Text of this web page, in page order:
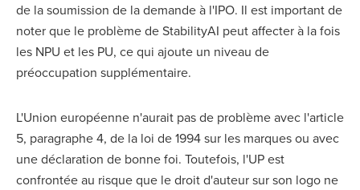
de la soumission de la demande à l'IPO. Il est important de
noter que le problème de StabilityAI peut affecter à la fois
les NPU et les PU, ce qui ajoute un niveau de
préoccupation supplémentaire.
L'Union européenne n'aurait pas de problème avec l'article
5, paragraphe 4, de la loi de 1994 sur les marques ou avec
une déclaration de bonne foi. Toutefois, l'UP est
confrontée au risque que le droit d'auteur sur son logo ne